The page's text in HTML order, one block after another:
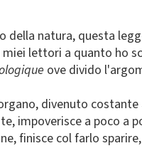
della natura, questa
lettori a quanto ho
ove divido
divenuto
impoverisce a poco a
finisce col farlo